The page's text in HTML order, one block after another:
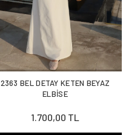
2363 BEL DETAY KETEN BEYAZ
ELBİSE
1.700,00 TL